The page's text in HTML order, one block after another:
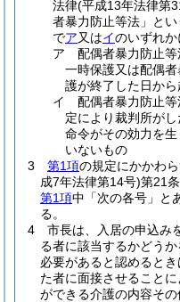
法律(平成13年法律第
者暴力防止等法」とい
でア又はイのいずれ
ア
配偶者暴力防止
一時保護又は配偶
護が終了した日か
イ
配偶者暴力防止
定により裁判所が
命令がその効力を
いないもの
3
第1項の規定にかかわ
成7年法律第14号)第21
第1項中「次の各号」と
る。
4
市長は、入居の申込み
る者に該当するかどう
必要があると認めると
た者に面接させること
ができる介護の内容その